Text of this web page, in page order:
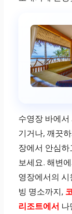
수영장 바에
기거나, 깨끗
장에서 안심
보세요. 해변
영장에서의
빙 명소까지,
리조트에서 나